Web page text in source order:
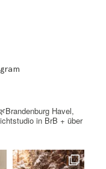
Havel,
in BrB + über